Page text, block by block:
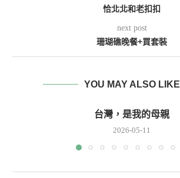
恰北北和老扣扣
next post
珊瑚礁晚餐+買套裝
YOU MAY ALSO LIKE
台灣，是我的母親
2026-05-11